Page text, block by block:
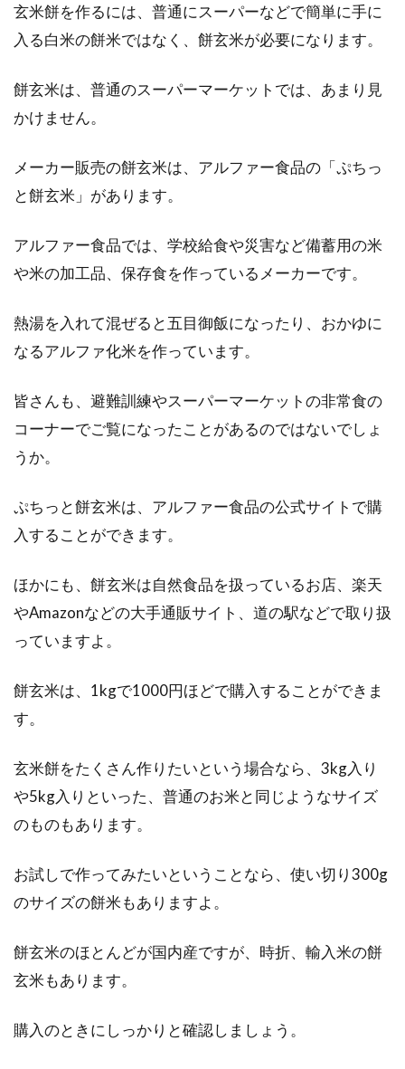
電子レンジでサクッと調理しよう！
現代で欠かせない家電製品のなかのひとつとし
て、電子レンジが挙げられますよね。日本人が
誇る白米...
玄米は冷凍保存ができるの？栄養や
味は損なわれない？
玄米は栄養価が高く、健康にとってもいい食材
ら、白米と...
い炊き方と水加減は？
ご飯が出てくるようになりました。麦ご飯と言
えば、「...
「玄米は身体にいいのか悪いの
玄米は栄養があって、身体にいいと言われてい
ます。...
有機味噌の人気が高まっています。それに伴っ
玄米餅を作るには、普通にスーパーなどで簡単に手に
入る白米の餅米ではなく、餅玄米が必要になります。
餅玄米は、普通のスーパーマーケットでは、あまり見
かけません。
メーカー販売の餅玄米は、アルファー食品の「ぷちっ
と餅玄米」があります。
アルファー食品では、学校給食や災害など備蓄用の米
や米の加工品、保存食を作っているメーカーです。
熱湯を入れて混ぜると五目御飯になったり、おかゆに
なるアルファ化米を作っています。
皆さんも、避難訓練やスーパーマーケットの非常食の
コーナーでご覧になったことがあるのではないでしょ
うか。
ぷちっと餅玄米は、アルファー食品の公式サイトで購
入することができます。
ほかにも、餅玄米は自然食品を扱っているお店、楽天
やAmazonなどの大手通販サイト、道の駅などで取り扱
っていますよ。
餅玄米は、1kgで1000円ほどで購入することができま
す。
玄米餅をたくさん作りたいという場合なら、3kg入り
や5kg入りといった、普通のお米と同じようなサイズ
のものもあります。
お試しで作ってみたいということなら、使い切り300g
のサイズの餅米もありますよ。
餅玄米のほとんどが国内産ですが、時折、輸入米の餅
玄米もあります。
購入のときにしっかりと確認しましょう。